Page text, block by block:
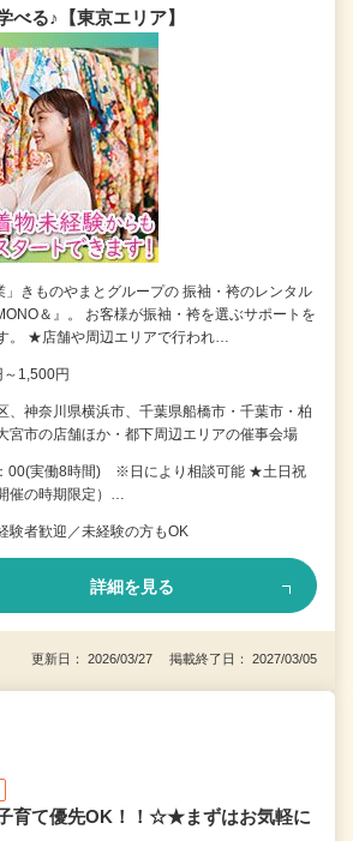
べる♪【東京エリア】
」きものやまとグループの 振袖・袴のレンタル
＆』。 お客様が振袖・袴を選ぶサポートを
。 ★店舗や周辺エリアで行われ…
1,500円
、神奈川県横浜市、千葉県船橋市・千葉市・柏
宮市の店舗ほか・都下周辺エリアの催事会場
00(実働8時間) ※日により相談可能 ★土日祝
催の時期限定）…
験者歓迎／未経験の方もOK
詳細を見る
更新日： 2026/03/27 掲載終了日： 2027/03/05
育て優先OK！！☆★まずはお気軽に